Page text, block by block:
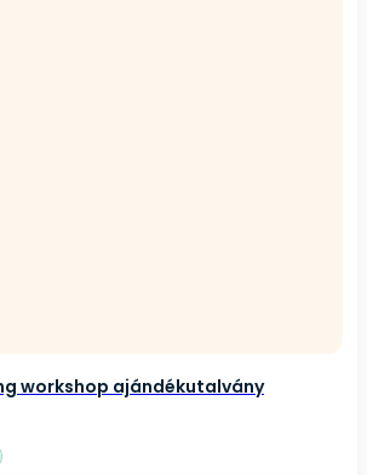
workshop ajándékutalvány